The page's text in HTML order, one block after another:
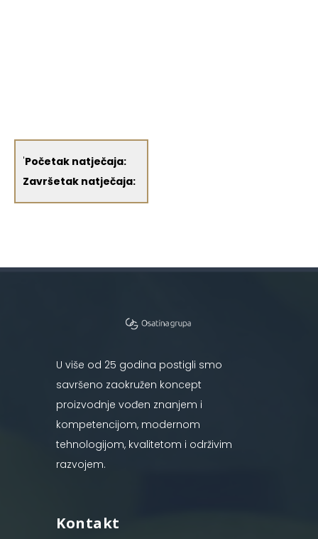
'Početak natječaja:
Završetak natječaja:
U više od 25 godina postigli smo
savršeno zaokružen koncept
proizvodnje vođen znanjem i
kompetencijom, modernom
tehnologijom, kvalitetom i održivim
razvojem.
Kontakt